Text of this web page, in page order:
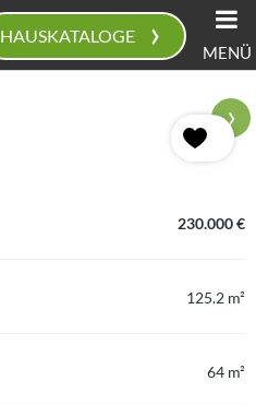
HAUSKATALOGE › MENÜ
›
230.000 €
125.2 m²
64 m²